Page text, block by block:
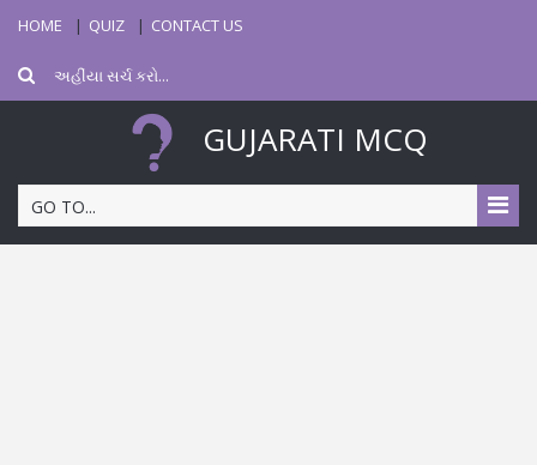
HOME QUIZ CONTACT US
GUJARATI MCQ
GO TO...